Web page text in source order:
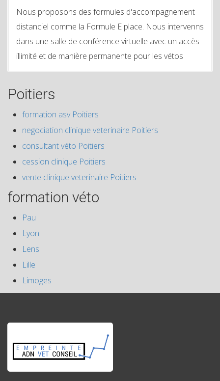
Nous proposons des formules d'accompagnement
distanciel comme la Formule E place. Nous intervenns
dans une salle de conférence virtuelle avec un accès
illimité et de manière permanente pour les vétos
Poitiers
formation asv Poitiers
negociation clinique veterinaire Poitiers
consultant véto Poitiers
cession clinique Poitiers
vente clinique veterinaire Poitiers
formation véto
Pau
Lyon
Lens
Lille
Limoges